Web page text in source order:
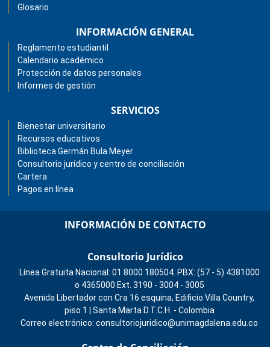
Glosario
INFORMACIÓN GENERAL
Reglamento estudiantil
Calendario académico
Protección de datos personales
Informes de gestión
SERVICIOS
Bienestar universitario
Recursos educativos
Biblioteca Germán Bula Meyer
Consultorio jurídico y centro de conciliación
Cartera
Pagos en línea
INFORMACIÓN DE CONTACTO
Consultorio Jurídico
Línea Gratuita Nacional: 01 8000 180504. PBX: (57 - 5) 4381000
o 4365000 Ext. 3190 - 3004 - 3005
Avenida Libertador con Cra 16 esquina, Edificio Villa Country,
piso 1 | Santa Marta D.T.C.H. - Colombia
Correo electrónico: consultoriojuridico@unimagdalena.edu.co